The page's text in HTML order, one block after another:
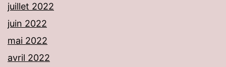
juillet 2022
juin 2022
mai 2022
avril 2022